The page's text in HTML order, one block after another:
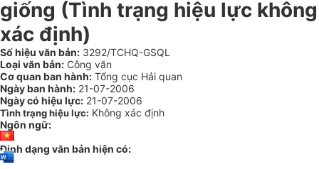
giống (Tình trạng hiệu lực không
xác định)
Số hiệu văn bản: 3292/TCHQ-GSQL
Loại văn bản: Công văn
Cơ quan ban hành: Tổng cục Hải quan
Ngày ban hành: 21-07-2006
Ngày có hiệu lực: 21-07-2006
Tình trạng hiệu lực: Không xác định
Ngôn ngữ:
Định dạng văn bản hiện có: